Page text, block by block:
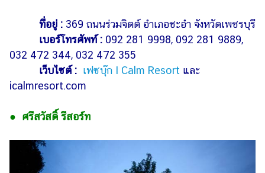
ที่อยู่ : 369 ถนนร่วมจิตต์ อำเภอชะอำ จังหวัดเพชรบุรี
เบอร์โทรศัพท์ : 092 281 9998, 092 281 9889,
032 472 344, 032 472 355
เว็บไซต์ : เฟซบุ๊ก I Calm Resort และ
icalmresort.com
● ศรีสวัสดิ์ รีสอร์ท